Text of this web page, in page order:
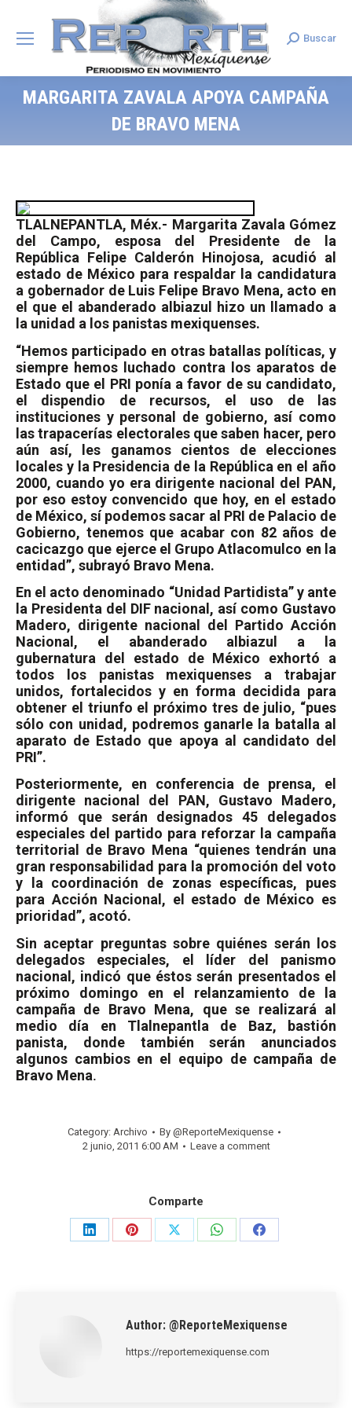
Search:
Buscar
MARGARITA ZAVALA APOYA CAMPAÑA
DE BRAVO MENA
TLALNEPANTLA, Méx.- Margarita Zavala Gómez
del Campo, esposa del Presidente de la
República Felipe Calderón Hinojosa, acudió al
estado de México para respaldar la candidatura
a gobernador de Luis Felipe Bravo Mena, acto en
el que el abanderado albiazul hizo un llamado a
la unidad a los panistas mexiquenses.
“Hemos participado en otras batallas políticas, y
siempre hemos luchado contra los aparatos de
Estado que el PRI ponía a favor de su candidato,
el dispendio de recursos, el uso de las
instituciones y personal de gobierno, así como
las trapacerías electorales que saben hacer, pero
aún así, les ganamos cientos de elecciones
locales y la Presidencia de la República en el año
2000, cuando yo era dirigente nacional del PAN,
por eso estoy convencido que hoy, en el estado
de México, sí podemos sacar al PRI de Palacio de
Gobierno, tenemos que acabar con 82 años de
cacicazgo que ejerce el Grupo Atlacomulco en la
entidad”, subrayó Bravo Mena.
En el acto denominado “Unidad Partidista” y ante
la Presidenta del DIF nacional, así como Gustavo
Madero, dirigente nacional del Partido Acción
Nacional, el abanderado albiazul a la
gubernatura del estado de México exhortó a
todos los panistas mexiquenses a trabajar
unidos, fortalecidos y en forma decidida para
obtener el triunfo el próximo tres de julio, “pues
sólo con unidad, podremos ganarle la batalla al
aparato de Estado que apoya al candidato del
PRI”.
Posteriormente, en conferencia de prensa, el
dirigente nacional del PAN, Gustavo Madero,
informó que serán designados 45 delegados
especiales del partido para reforzar la campaña
territorial de Bravo Mena “quienes tendrán una
gran responsabilidad para la promoción del voto
y la coordinación de zonas específicas, pues
para Acción Nacional, el estado de México es
prioridad”, acotó.
Sin aceptar preguntas sobre quiénes serán los
delegados especiales, el líder del panismo
nacional, indicó que éstos serán presentados el
próximo domingo en el relanzamiento de la
campaña de Bravo Mena, que se realizará al
medio día en Tlalnepantla de Baz, bastión
panista, donde también serán anunciados
algunos cambios en el equipo de campaña de
Bravo Mena.
Category: Archivo By @ReporteMexiquense
2 junio, 2011 6:00 AM
Leave a comment
Comparte
Share
Share
Share
Share
Share
Author: @ReporteMexiquense
https://reportemexiquense.com